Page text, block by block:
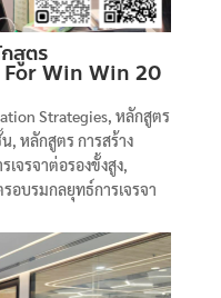
สูตร
Win Win 20
Strategies, หลักสูตร
น, หลักสูตร การสร้าง
เจรจาต่อรองขั้งสูง,
อบรมกลยุทธ์การเจรจา